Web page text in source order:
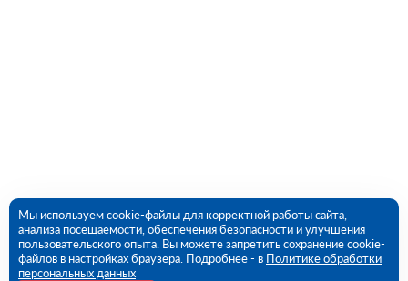
Мы используем cookie-файлы для корректной работы сайта,
анализа посещаемости, обеспечения безопасности и улучшения
пользовательского опыта. Вы можете запретить сохранение cookie-
файлов в настройках браузера. Подробнее - в Политике обработки
персональных данных